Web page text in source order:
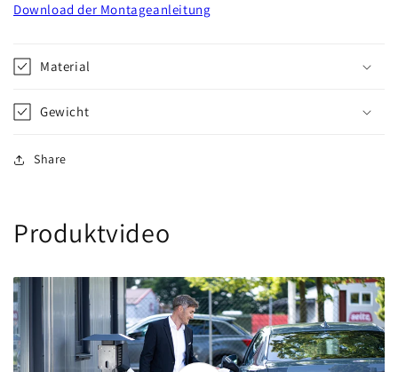
Download der Montageanleitung
Material
Gewicht
Share
Produktvideo